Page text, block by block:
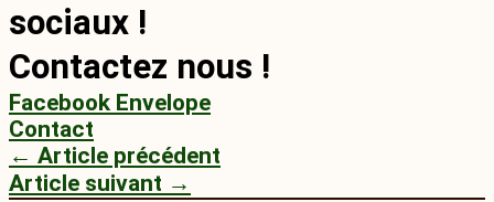
sociaux !
Contactez nous !
Facebook Envelope
Contact
← Article précédent
Article suivant →